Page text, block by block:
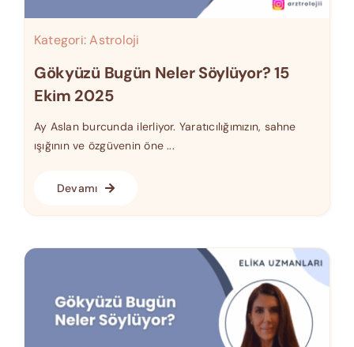
Kategori:Astroloji
Gökyüzü Bugün Neler Söylüyor? 15
Ekim 2025
Ay Aslan burcunda ilerliyor. Yaratıcılığımızın, sahne
ışığının ve özgüvenin öne ...
Devamı